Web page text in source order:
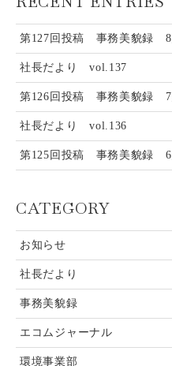
第127回投稿 事務美貌録 8
社長だより vol.137
第126回投稿 事務美貌録 7
社長だより vol.136
第125回投稿 事務美貌録 6
CATEGORY
お知らせ
社長だより
事務美貌録
エコムジャーナル
環境事業部